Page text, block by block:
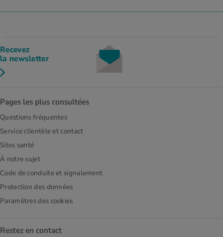
Recevez
la newsletter
Pages les plus consultées
Questions fréquentes
Service clientèle et contact
Sites santé
À notre sujet
Code de conduite et signalement
Protection des données
Paramètres des cookies
Restez en contact